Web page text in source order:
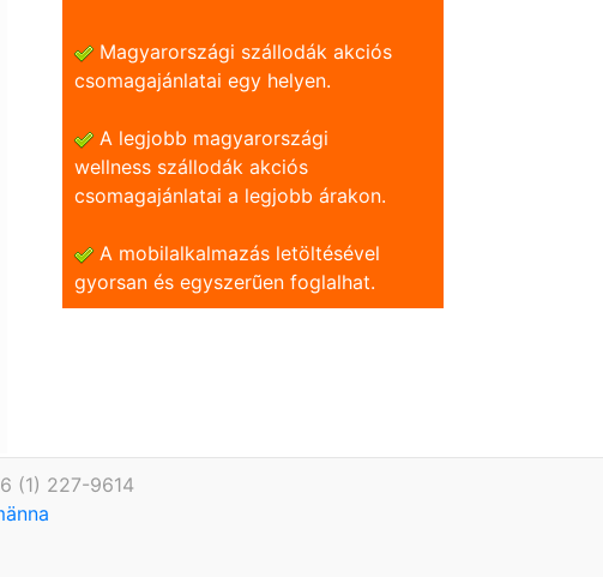
Magyarországi szállodák akciós
csomagajánlatai egy helyen.
A legjobb magyarországi
wellness szállodák akciós
csomagajánlatai a legjobb árakon.
A mobilalkalmazás letöltésével
gyorsan és egyszerũen foglalhat.
(1) 227-9614